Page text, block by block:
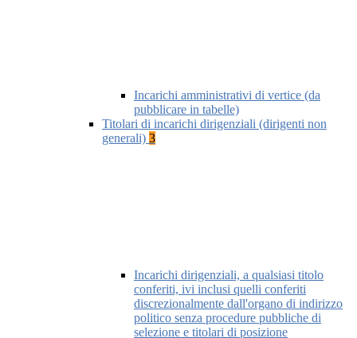
Incarichi amministrativi di vertice (da
pubblicare in tabelle)
Titolari di incarichi dirigenziali (dirigenti non
generali) 3
Incarichi dirigenziali, a qualsiasi titolo
conferiti, ivi inclusi quelli conferiti
discrezionalmente dall'organo di indirizzo
politico senza procedure pubbliche di
selezione e titolari di posizione